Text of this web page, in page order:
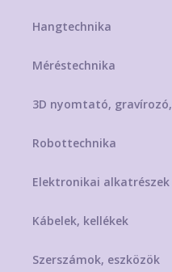
Hangtechnika
Méréstechnika
3D nyomtató, gravírozó,
Robottechnika
Elektronikai alkatrészek
Kábelek, kellékek
Szerszámok, eszközök